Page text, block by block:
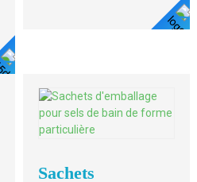
Voir
Les
Sachets